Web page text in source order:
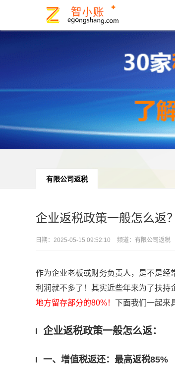
有限公司返税
企业返税政策一般怎么返
日期： 2025-05-15 09:52:10 频道： 有限公司返税
作为企业老板或财务负责人，是不是经
利润就不多了！其实近些年来为了扶持
地方留存部分的80%！
下面我们一起来
企业返税政策一般怎么返：
一、增值税返还：最高返税85%